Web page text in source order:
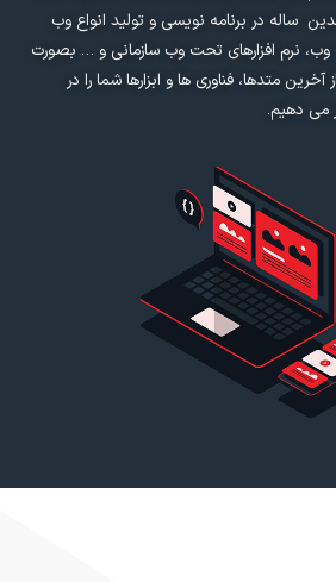
ساله در برنامه نویسی و تولید انواع وب
وب، نرم افزارهای تحت وب سازمانی و … بصورت
متدها، فناوری ها و ابزارها شما را در
می دهیم.